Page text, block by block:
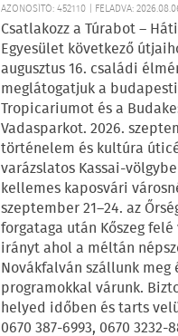
AZONOSÍTÓ: 452110 | FELADVA:
Csatlakozz a Túrabot –
Egyesület következő
augusztus 16. családi
meglátogatjuk a budapesti
Tropicariumot és a
Vadasparkot. 2026.
történelem és kultúra
varázslatos Kassai-
kellemes kaposvári
szeptember 21–24. az
forgataga után Kőszeg felé
irányt ahol a méltán
Novákfalván szállunk meg
programokkal várunk.
helyed időben és tarts
0670 387-6993, 0670 3232-